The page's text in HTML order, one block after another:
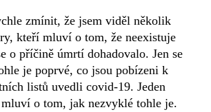
zmínit, že jsem viděl několik
kteří mluví o tom, že neexistuje
o příčině úmrtí dohadovalo. Jen se
je poprvé, co jsou pobízeni k
listů uvedli covid-19. Jeden
o tom, jak nezvyklé tohle je.